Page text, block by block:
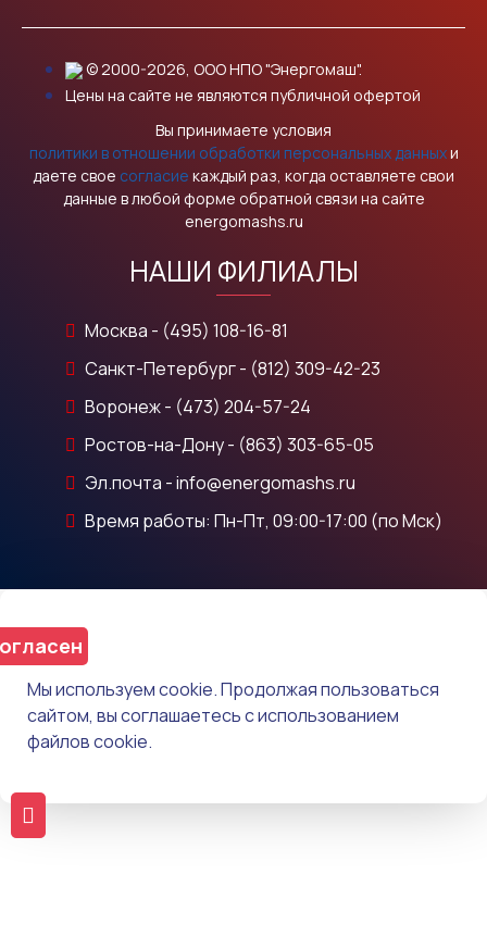
© 2000-2026, ООО НПО "Энергомаш".
Цены на сайте не являются публичной офертой
Вы принимаете условия
политики в отношении обработки персональных данныхи
даете свое согласие каждый раз, когда оставляете свои
данные в любой форме обратной связи на сайте
energomashs.ru
НАШИ ФИЛИАЛЫ
Москва - (495) 108-16-81
Санкт-Петербург - (812) 309-42-23
Воронеж - (473) 204-57-24
Ростов-на-Дону - (863) 303-65-05
Эл.почта - info@energomashs.ru
Время работы: Пн-Пт, 09:00-17:00 (по Мск)
Мы используем cookie. Продолжая пользоваться
сайтом, вы соглашаетесь с использованием
файлов cookie.